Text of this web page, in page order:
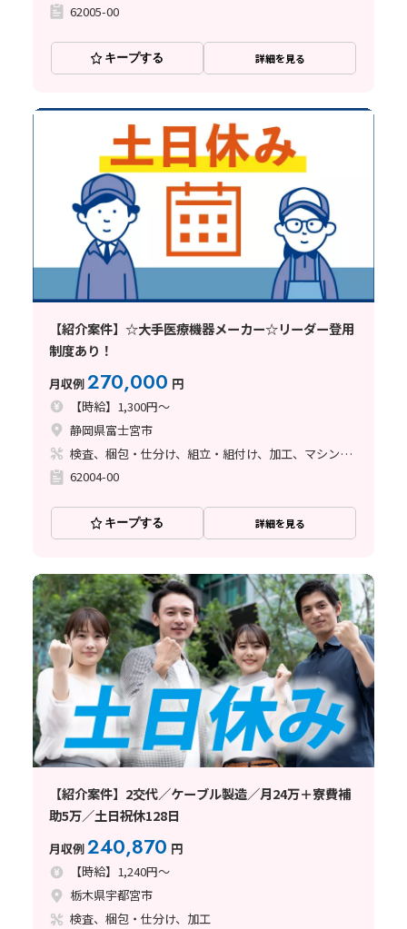
62005-00
キープする 詳細を見る
【紹介案件】☆大手医療機器メーカー☆リーダー登用
制度あり！
月収例270,000 円
【時給】1,300円～
静岡県富士宮市
検査、梱包・仕分け、組立・組付け、加工、マシンオペレーター、清掃・洗浄
62004-00
キープする 詳細を見る
【紹介案件】2交代／ケーブル製造／月24万＋寮費補
助5万／土日祝休128日
月収例240,870 円
【時給】1,240円～
栃木県宇都宮市
検査、梱包・仕分け、加工